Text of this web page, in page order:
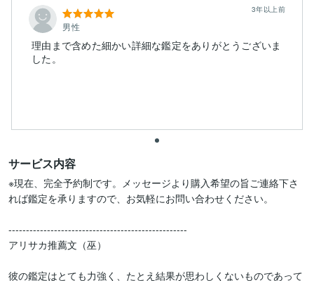
男性
3年以上前
理由まで含めた細かい詳細な鑑定をありがとうございま
した。
サービス内容
※現在、完全予約制です。メッセージより購入希望の旨ご連絡下さ
れば鑑定を承りますので、お気軽にお問い合わせください。
---------------------------------------------------
アリサカ推薦文（巫）
彼の鑑定はとても力強く、たとえ結果が思わしくないものであって